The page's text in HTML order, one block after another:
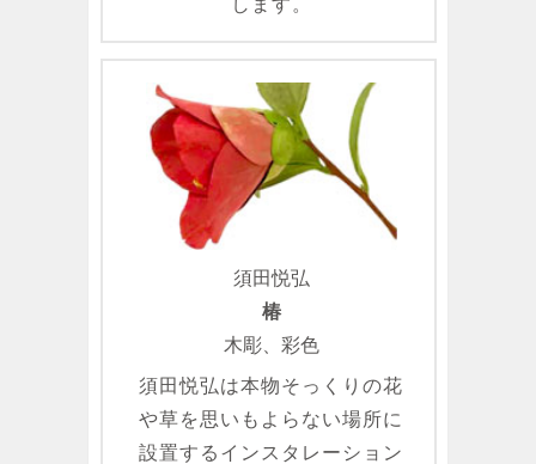
須田悦弘
椿
木彫、彩色
須田悦弘は本物そっくりの花
や草を思いもよらない場所に
設置するインスタレーション